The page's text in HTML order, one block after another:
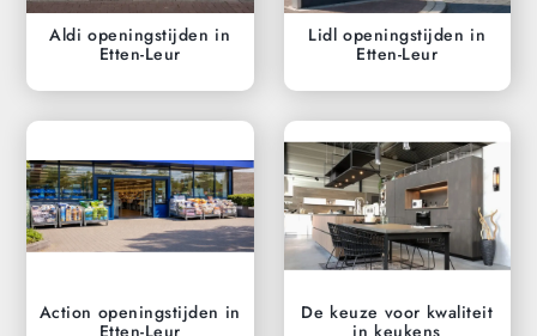
Aldi openingstijden in
Etten-Leur
Lidl openingstijden in
Etten-Leur
Action openingstijden in
Etten-Leur
De keuze voor kwaliteit
in keukens